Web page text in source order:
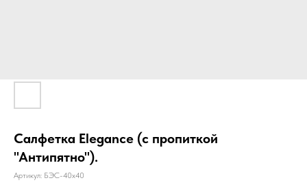
Салфетка Elegance (с пропиткой
"Антипятно").
Артикул: БЭС-40х40